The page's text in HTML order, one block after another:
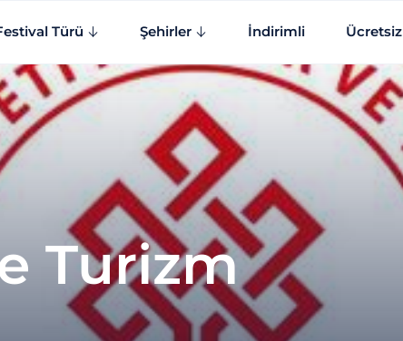
Türü Şehirler İndirimli Ücretsiz
Turizm